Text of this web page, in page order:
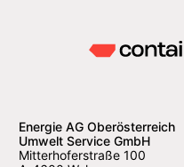
Energie AG Oberösterreich
Umwelt Service GmbH
Mitterhoferstraße 100